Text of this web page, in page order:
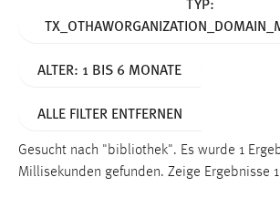
ALTER: 1 BIS 6 MONATE
ALLE FILTER ENTFERNEN
Gesucht nach "bibliothek". Es wurde 1
Millisekunden gefunden. Zeige Ergebnisse
Funktionen und sind für die
cookie_consent
Zweck: